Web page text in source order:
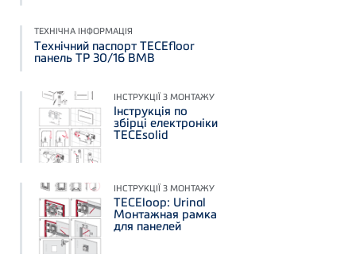
ТЕХНІЧНА ІНФОРМАЦІЯ
Технічний паспорт TECEfloor
панель TP 30/16 BMB
ІНСТРУКЦІЇ З МОНТАЖУ
Інструкція по
збірці електроніки
TECEsolid
ІНСТРУКЦІЇ З МОНТАЖУ
TECEloop: Urinal
Монтажная рамка
для панелей